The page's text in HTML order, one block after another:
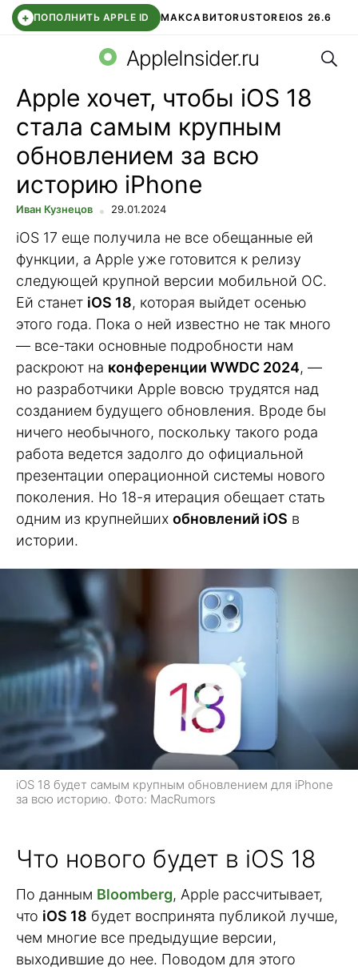
+ ПОПОЛНИТЬ APPLE ID МАКСАВИТОRUSTOREIOS 26.6
СБЕР КИДС ВТБ ОНЛАЙН ЧАТ В ROBLOX
AppleInsider.ru
Apple хочет, чтобы iOS 18
стала самым крупным
обновлением за всю
историю iPhone
Иван Кузнецов 29.01.2024
iOS 17 еще получила не все обещанные ей
функции, а Apple уже готовится к релизу
следующей крупной версии мобильной ОС.
Ей станет iOS 18, которая выйдет осенью
этого года. Пока о ней известно не так много
— все-таки основные подробности нам
раскроют на конференции WWDC 2024, —
но разработчики Apple вовсю трудятся над
созданием будущего обновления. Вроде бы
ничего необычного, поскольку такого рода
работа ведется задолго до официальной
презентации операционной системы нового
поколения. Но 18-я итерация обещает стать
одним из крупнейших обновлений iOS в
истории.
iOS 18 будет самым крупным обновлением для iPhone
за всю историю. Фото: MacRumors
Что нового будет в iOS 18
По данным Bloomberg, Apple рассчитывает,
что iOS 18 будет воспринята публикой лучше,
чем многие все предыдущие версии,
выходившие до нее. Поводом для этого